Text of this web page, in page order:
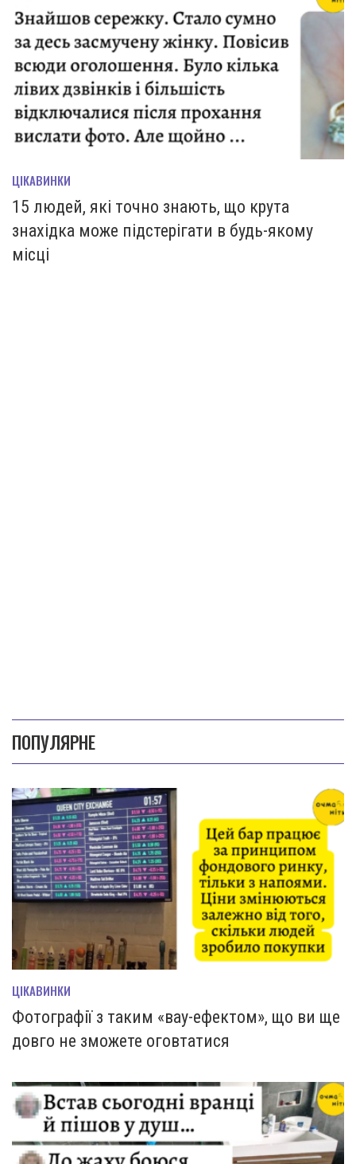
ЦІКАВИНКИ
15 людей, які точно знають, що крута
знахідка може підстерігати в будь-якому
місці
ПОПУЛЯРНЕ
ЦІКАВИНКИ
Фотографії з таким «вау-ефектом», що ви ще
довго не зможете оговтатися